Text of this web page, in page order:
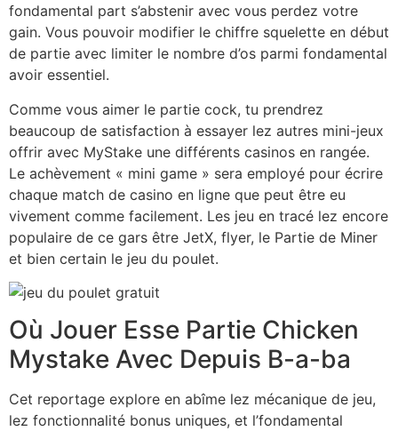
fondamental part s’abstenir avec vous perdez votre
gain. Vous pouvoir modifier le chiffre squelette en début
de partie avec limiter le nombre d’os parmi fondamental
avoir essentiel.
Comme vous aimer le partie cock, tu prendrez
beaucoup de satisfaction à essayer lez autres mini-jeux
offrir avec MyStake une différents casinos en rangée.
Le achèvement « mini game » sera employé pour écrire
chaque match de casino en ligne que peut être eu
vivement comme facilement. Les jeu en tracé lez encore
populaire de ce gars être JetX, flyer, le Partie de Miner
et bien certain le jeu du poulet.
Où Jouer Esse Partie Chicken
Mystake Avec Depuis B-a-ba
Cet reportage explore en abîme lez mécanique de jeu,
lez fonctionnalité bonus uniques, et l’fondamental